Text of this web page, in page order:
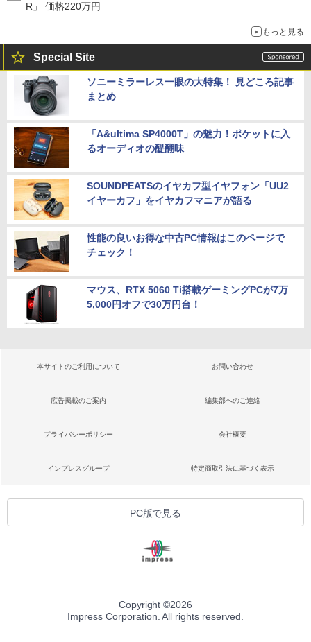
R」 価格220万円
もっと見る
Special Site
ソニーミラーレス一眼の大特集！ 見どころ記事
まとめ
「A&ultima SP4000T」の魅力！ポケットに入
るオーディオの醍醐味
SOUNDPEATSのイヤカフ型イヤフォン「UU2
イヤーカフ」をイヤカフマニアが語る
性能の良いお得な中古PC情報はこのページで
チェック！
マウス、RTX 5060 Ti搭載ゲーミングPCが7万
5,000円オフで30万円台！
本サイトのご利用について お問い合わせ
広告掲載のご案内 編集部へのご連絡
プライバシーポリシー 会社概要
インプレスグループ 特定商取引法に基づく表示
PC版で見る
Copyright ©2026
Impress Corporation. All rights reserved.